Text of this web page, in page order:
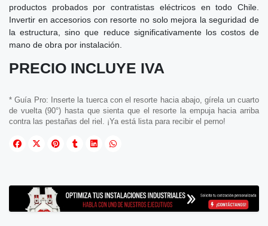
productos probados por contratistas eléctricos en todo Chile.
Invertir en accesorios con resorte no solo mejora la seguridad de
la estructura, sino que reduce significativamente los costos de
mano de obra por instalación.
PRECIO INCLUYE IVA
* Guía Pro: Inserte la tuerca con el resorte hacia abajo, gírela un cuarto
de vuelta (90°) hasta que sienta que el resorte la empuja hacia arriba
contra las pestañas del riel. ¡Ya está lista para recibir el perno!